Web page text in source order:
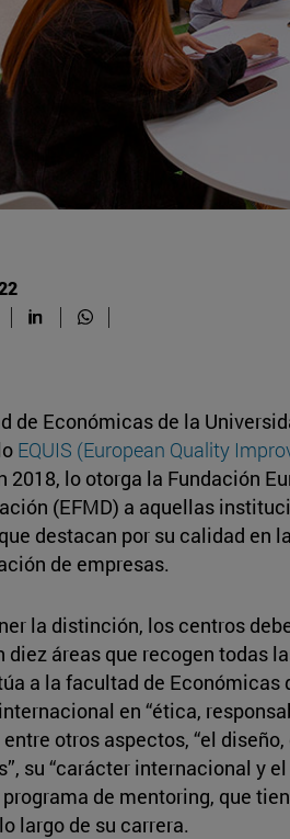
de Económicas de la
EQUIS (European Quality
2018, lo otorga la Fundación
(EFMD) a aquellas
destacan por su calidad en
de empresas.
la distinción, los centros
diez áreas que recogen todas
a la facultad de Económicas
en “ética,
otros aspectos, “el
su “carácter internacional y
de mentoring, que
largo de su carrera.